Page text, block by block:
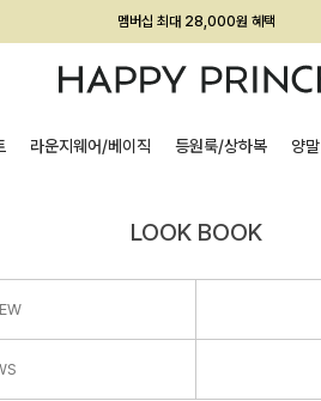
회원전용 아울렛, 가입하면 ~60% 할인!
멤버십 최대 28,000원 혜택
라운지웨어/베이직 등원룩/상하복 양말
LOOK BOOK